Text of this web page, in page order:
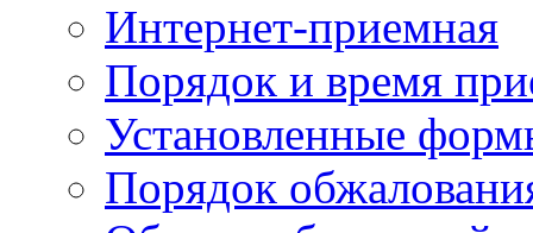
Интернет-приемная
Порядок и время
Установленные
Порядок